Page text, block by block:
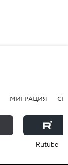
МИГРАЦИЯ
Rutube